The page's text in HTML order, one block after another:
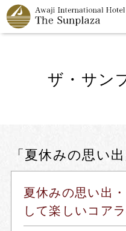
ザ・サン
「夏休みの思い
夏休みの思い出
して楽しいコア